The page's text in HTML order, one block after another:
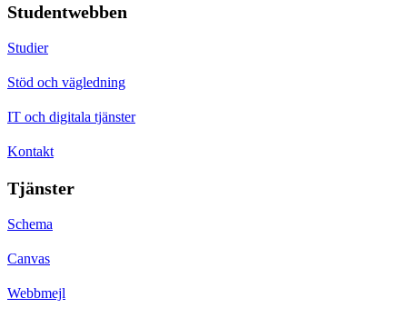
Studentwebben
Studier
Stöd och vägledning
IT och digitala tjänster
Kontakt
Tjänster
Schema
Canvas
Webbmejl